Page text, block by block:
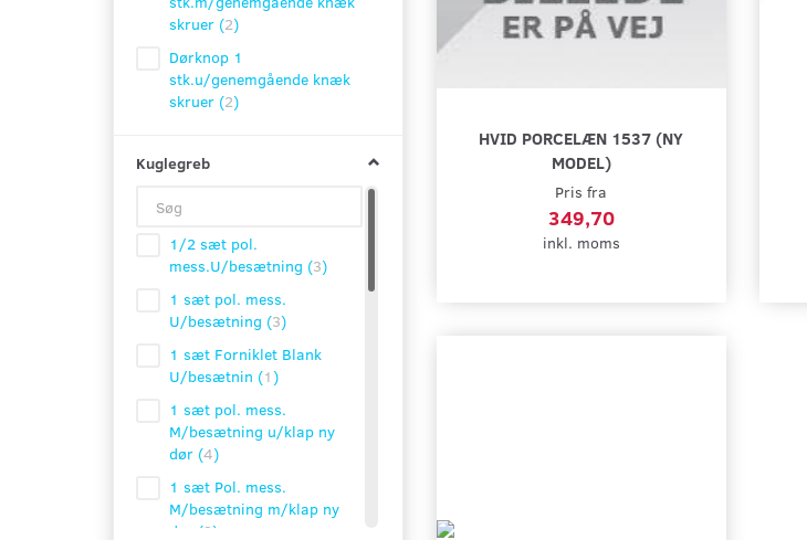
skruer (2)
Dørknop 1
stk.u/genemgående knæk
skruer (2)
Kuglegreb
1/2 sæt pol.
mess.U/besætning (3)
1 sæt pol. mess.
U/besætning (3)
1 sæt Forniklet Blank
U/besætnin (1)
1 sæt pol. mess.
M/besætning u/klap ny
dør (4)
1 sæt Pol. mess.
M/besætning m/klap ny
dør
(2)
HVID PORCELÆN 1537 (NY
MODEL)
Pris fra
349,70
inkl. moms